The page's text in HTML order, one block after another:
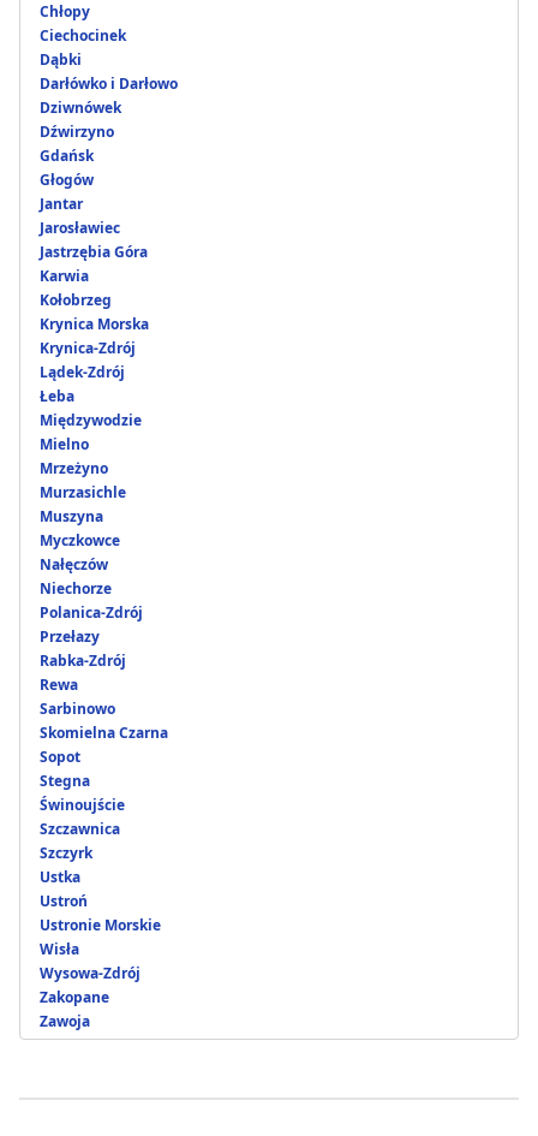
Chłopy
Ciechocinek
Dąbki
Darłówko i Darłowo
Dziwnówek
Dźwirzyno
Gdańsk
Głogów
Jantar
Jarosławiec
Jastrzębia Góra
Karwia
Kołobrzeg
Krynica Morska
Krynica-Zdrój
Lądek-Zdrój
Łeba
Międzywodzie
Mielno
Mrzeżyno
Murzasichle
Muszyna
Myczkowce
Nałęczów
Niechorze
Polanica-Zdrój
Przełazy
Rabka-Zdrój
Rewa
Sarbinowo
Skomielna Czarna
Sopot
Stegna
Świnoujście
Szczawnica
Szczyrk
Ustka
Ustroń
Ustronie Morskie
Wisła
Wysowa-Zdrój
Zakopane
Zawoja